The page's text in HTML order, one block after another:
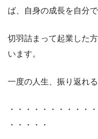
ば、自身の成長を自分
切羽詰まって起業した
います。
一度の人生、振り返れ
・・・・・・・・・・
・・・・・